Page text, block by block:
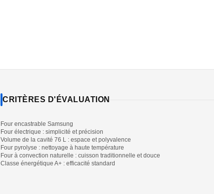
CRITÈRES D'ÉVALUATION
Four encastrable Samsung
Four électrique : simplicité et précision
Volume de la cavité 76 L : espace et polyvalence
Four pyrolyse : nettoyage à haute température
Four à convection naturelle : cuisson traditionnelle et douce
Classe énergétique A+ : efficacité standard